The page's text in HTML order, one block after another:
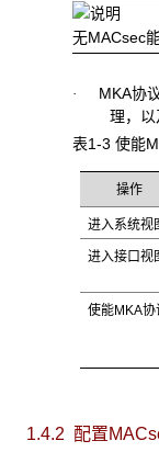
无MACsec
· MKA协议
理，以
表1-3 使能
操作
进入系统视
进入接口视
使能MKA协
1.4.2 配置